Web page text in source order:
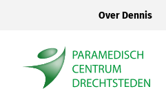
Over Dennis